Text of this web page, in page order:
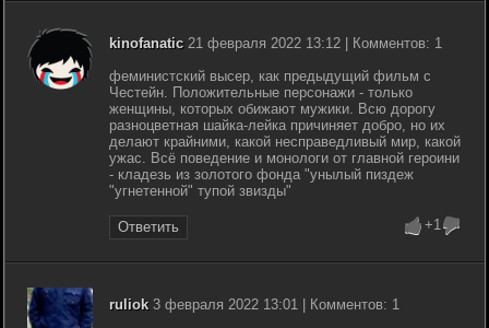
kinofanatic21 февраля 2022 13:12 | Комментов: 1
феминистский высер, как предыдущий фильм с
Честейн. Положительные персонажи - только
женщины, которых обижают мужики. Всю дорогу
разноцветная шайка-лейка причиняет добро, но их
делают крайними, какой несправедливый мир, какой
ужас. Всё поведение и монологи от главной героини
- кладезь из золотого фонда "унылый пиздеж
"угнетенной" тупой звизды"
Ответить +1
ruliok3 февраля 2022 13:01 | Комментов: 1